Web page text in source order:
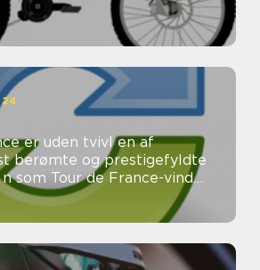
er uden tvivl en af
berømte og prestigefyldte
som Tour de France-vinder
og æret af ryttere ...